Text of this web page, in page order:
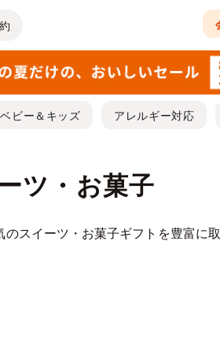
ベビー＆キッズ アレルギー対応
ツ・お菓子
スイーツ・お菓子ギフトを豊富に取